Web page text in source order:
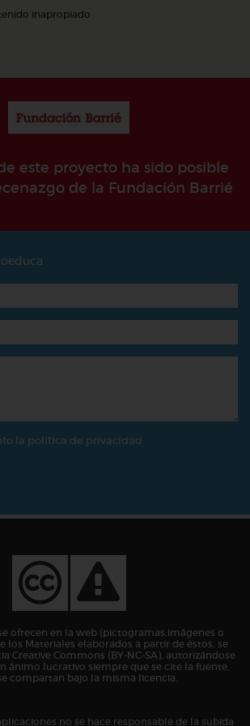
inapropiado
este proyecto ha sido posible
de la Fundación Barrié
la política de privacidad
ofrecen en la web (pictogramas,imágenes o
los Materiales elaborados a partir de éstos, se
Creative Commons (BY-NC-SA), autorizándose
ánimo lucrativo siempre que se cite la fuente,
compartan bajo la misma licencia.
no se hace responsable de la subida